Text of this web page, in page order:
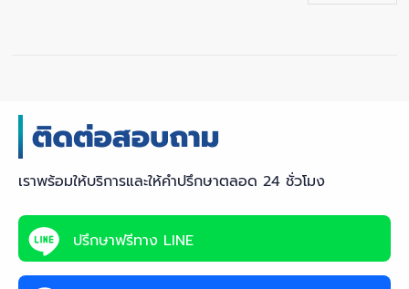
เราพร้อมให้บริการและให้คำปรึกษาตลอด 24 ชั่วโมง
ปรึกษาฟรีทาง LINE